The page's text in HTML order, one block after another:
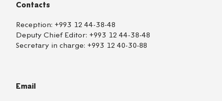
Contacts
Reception: +993 12 44-38-48
Deputy Chief Editor: +993 12 44-38-48
Secretary in charge: +993 12 40-30-88
Email